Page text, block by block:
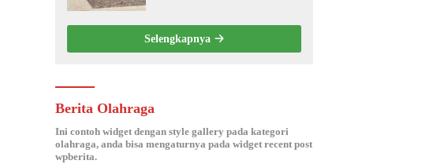
Selengkapnya
Berita Olahraga
Ini contoh widget dengan style gallery pada kategori
olahraga, anda bisa mengaturnya pada widget recent post
wpberita.